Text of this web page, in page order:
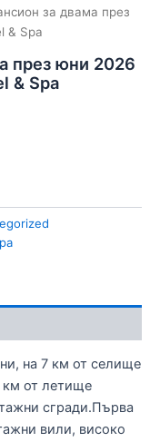
за двама през
& Spa
през юни 2026
& Spa
на 7 км от селище
км от летище
сгради.Първа
вили, високо